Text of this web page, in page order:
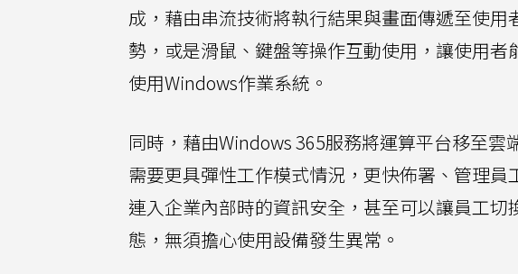
成，藉由串流技術將執行結果與畫面傳遞至使
勢，或是滑鼠、鍵盤等操作互動使用，讓使用
使用Windows作業系統。
同時，藉由Windows 365服務將運算平台移至
需要更具彈性工作模式情況，更快佈署、管理
連入企業內部時的資訊安全，甚至可以讓員工
態，無須擔心使用設備發生異常。